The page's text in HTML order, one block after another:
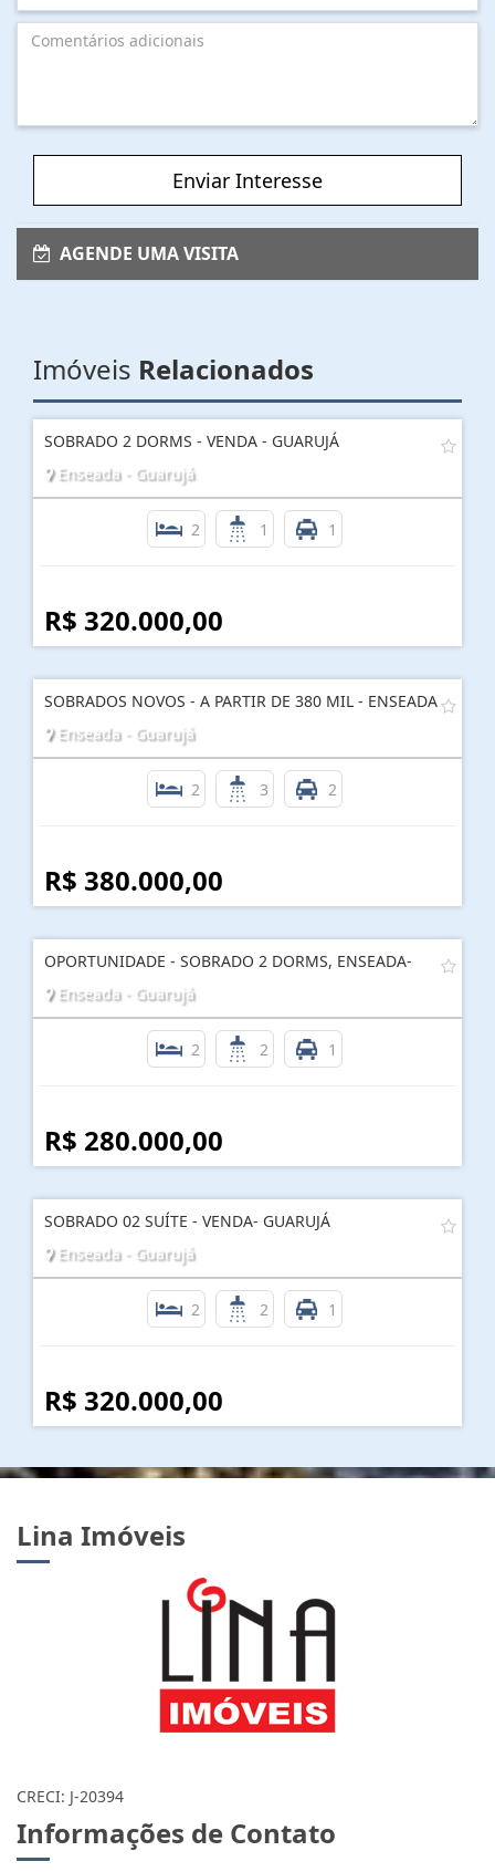
Enviar Interesse
AGENDE UMA VISITA
Imóveis Relacionados
SOBRADO 2 DORMS - VENDA - GUARUJÁ
Enseada - Guarujá
2 1 1
R$ 320.000,00
SOBRADOS NOVOS - A PARTIR DE 380 MIL - ENSEADA
Enseada - Guarujá
2 3 2
R$ 380.000,00
OPORTUNIDADE - SOBRADO 2 DORMS, ENSEADA-
Enseada - Guarujá
2 2 1
R$ 280.000,00
SOBRADO 02 SUÍTE - VENDA- GUARUJÁ
Enseada - Guarujá
2 2 1
R$ 320.000,00
Lina Imóveis
CRECI: J-20394
Informações de Contato